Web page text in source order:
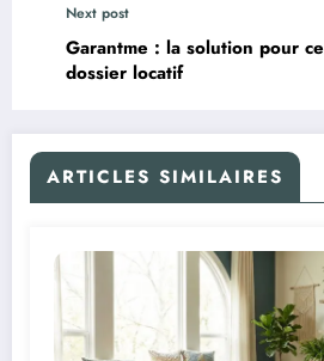
Next post
Garantme : la solution pour
dossier locatif
ARTICLES SIMILAIRES